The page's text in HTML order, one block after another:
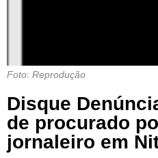
Foto: Reprodução
Disque
de procurado
jornaleiro em